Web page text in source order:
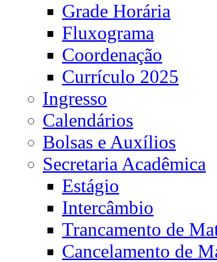
Grade Horária
Fluxograma
Coordenação
Currículo 2025
Ingresso
Calendários
Bolsas e Auxílios
Secretaria Acadêmica
Estágio
Intercâmbio
Trancamento de
Cancelamento de